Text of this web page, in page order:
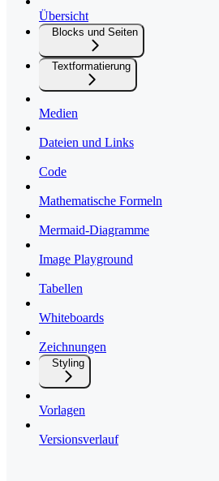
Übersicht
Blocks und Seiten
Textformatierung
Medien
Dateien und Links
Code
Mathematische Formeln
Mermaid-Diagramme
Image Playground
Tabellen
Whiteboards
Zeichnungen
Styling
Vorlagen
Versionsverlauf